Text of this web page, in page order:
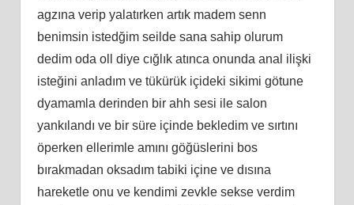
agzına verip yalatırken artık madem senn
benimsin istedğim seilde sana sahip olurum
dedim oda oll diye cığlık atınca onunda anal ilişki
isteğini anladım ve tükürük içideki sikimi götune
dyamamla derinden bir ahh sesi ile salon
yankılandı ve bir süre içinde bekledim ve sırtını
öperken ellerimle amını göğüslerini bos
bırakmadan oksadım tabiki içine ve dısına
hareketle onu ve kendimi zevkle sekse verdim